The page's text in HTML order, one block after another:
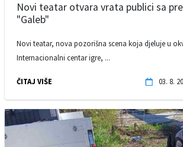
Novi teatar otvara vrata publici sa
"Galeb"
Novi teatar, nova pozorišna scena koja djeluje u
Internacionalni centar igre, ...
ČITAJ VIŠE 03. 8.